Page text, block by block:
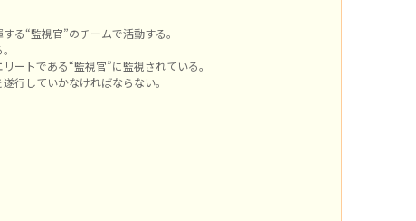
る“監視官”のチームで活動する。
ートである“監視官”に監視されている。
行していかなければならない。